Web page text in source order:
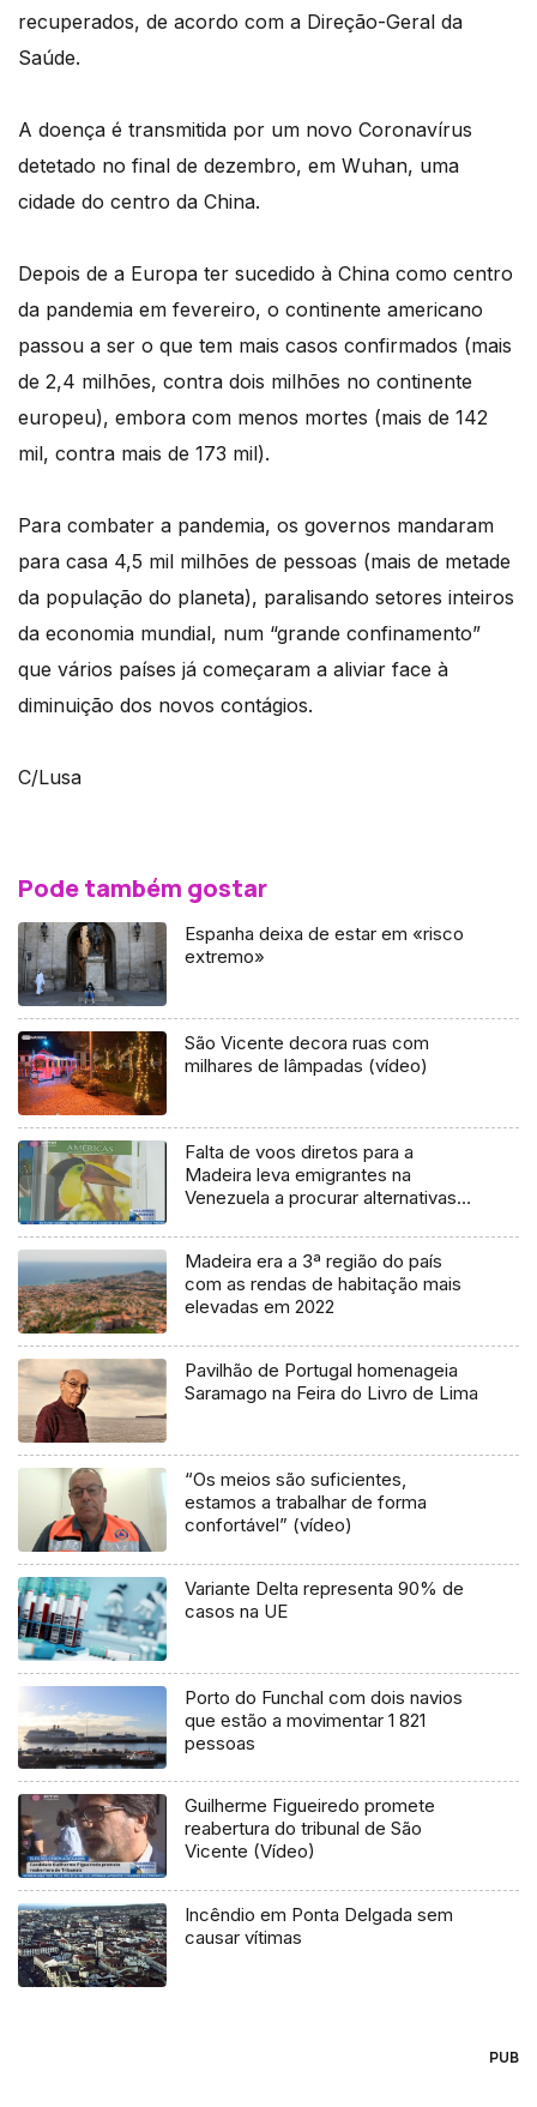
recuperados, de acordo com a Direção-Geral da
Saúde.
A doença é transmitida por um novo Coronavírus
detetado no final de dezembro, em Wuhan, uma
cidade do centro da China.
Depois de a Europa ter sucedido à China como centro
da pandemia em fevereiro, o continente americano
passou a ser o que tem mais casos confirmados (mais
de 2,4 milhões, contra dois milhões no continente
europeu), embora com menos mortes (mais de 142
mil, contra mais de 173 mil).
Para combater a pandemia, os governos mandaram
para casa 4,5 mil milhões de pessoas (mais de metade
da população do planeta), paralisando setores inteiros
da economia mundial, num “grande confinamento”
que vários países já começaram a aliviar face à
diminuição dos novos contágios.
C/Lusa
Pode também gostar
Espanha deixa de estar em «risco
extremo»
São Vicente decora ruas com
milhares de lâmpadas (vídeo)
Falta de voos diretos para a
Madeira leva emigrantes na
Venezuela a procurar alternativas
Madeira era a 3ª região do país
com as rendas de habitação mais
elevadas em 2022
Pavilhão de Portugal homenageia
Saramago na Feira do Livro de Lima
“Os meios são suficientes,
estamos a trabalhar de forma
confortável” (vídeo)
Variante Delta representa 90% de
casos na UE
Porto do Funchal com dois navios
que estão a movimentar 1 821
pessoas
Guilherme Figueiredo promete
reabertura do tribunal de São
Vicente (Vídeo)
Incêndio em Ponta Delgada sem
causar vítimas
PUB